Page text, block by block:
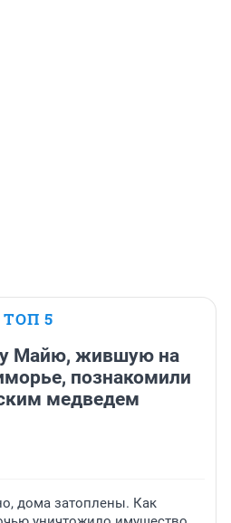
ТОП 5
Майю, жившую на
познакомили
медведем
дома затоплены. Как